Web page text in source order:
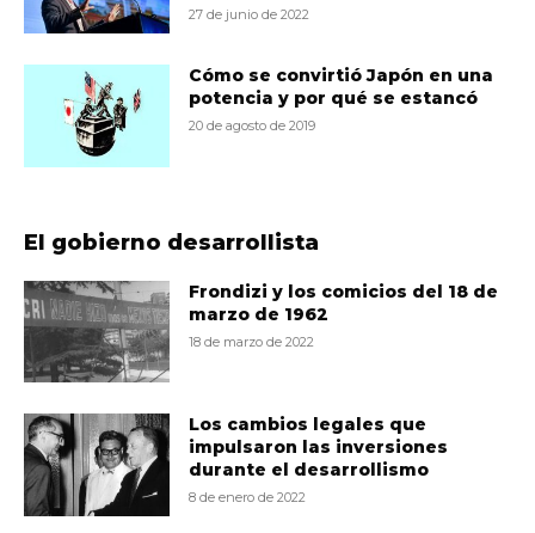
27 de junio de 2022
Cómo se convirtió Japón en una
potencia y por qué se estancó
20 de agosto de 2019
El gobierno desarrollista
Frondizi y los comicios del 18 de
marzo de 1962
18 de marzo de 2022
Los cambios legales que
impulsaron las inversiones
durante el desarrollismo
8 de enero de 2022